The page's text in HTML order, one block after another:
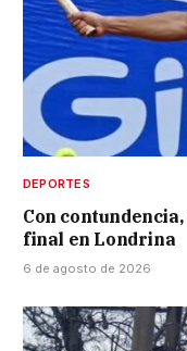
DEPORTES
Con
final en Londrina
6 de agosto de 2026